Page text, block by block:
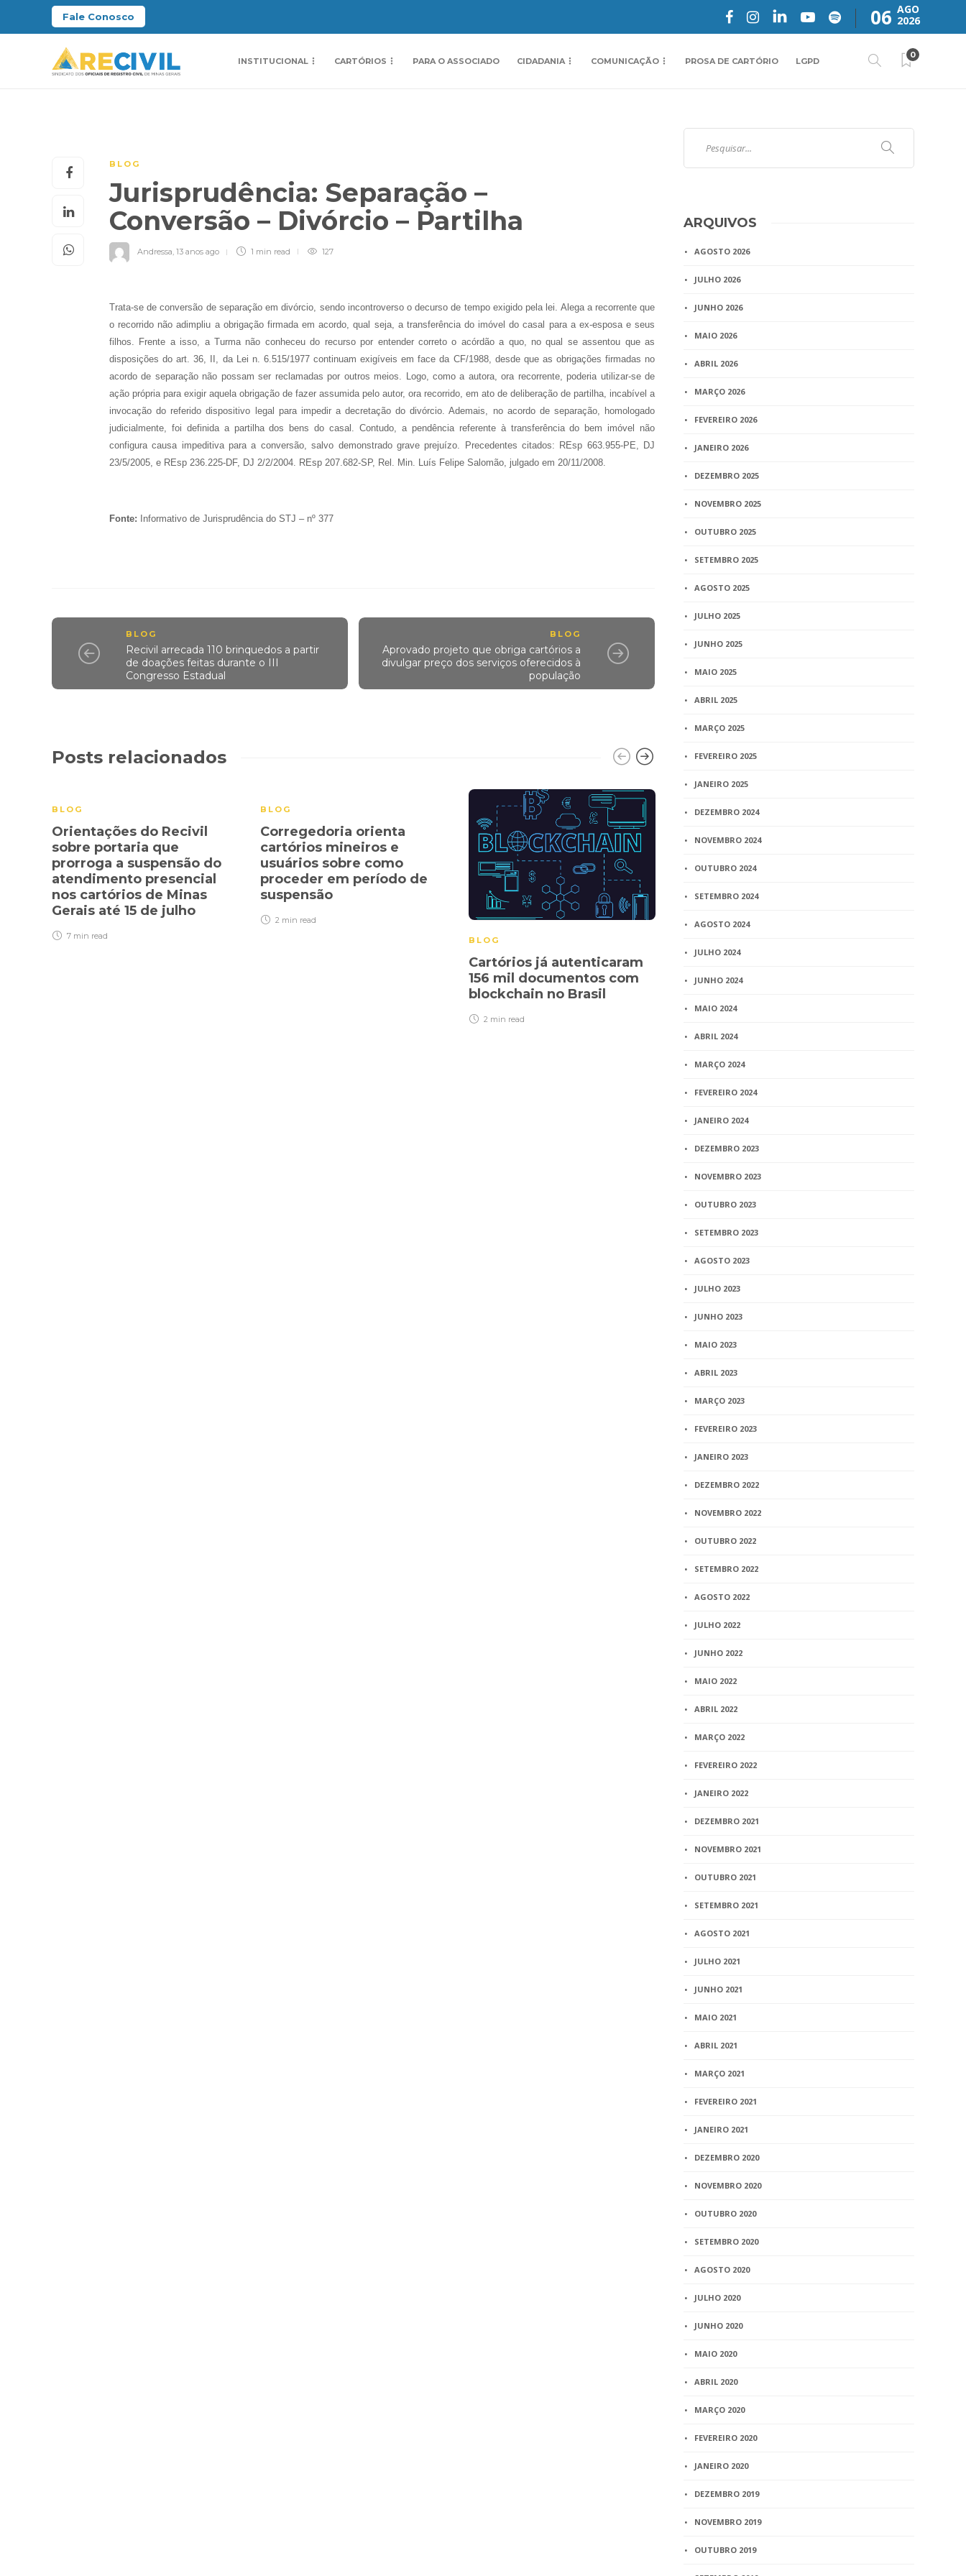
Fale Conosco 06 AGO
2026
INSTITUCIONAL CARTÓRIOS PARA O ASSOCIADO CIDADANIA COMUNICAÇÃO PROSA DE CARTÓRIO LGPD
0
BLOG
Jurisprudência: Separação –
Conversão – Divórcio – Partilha
Andressa, 13 anos ago 1 min read 127
Trata-se de conversão de separação em divórcio, sendo incontroverso o decurso de tempo exigido pela lei. Alega a recorrente que
o recorrido não adimpliu a obrigação firmada em acordo, qual seja, a transferência do imóvel do casal para a ex-esposa e seus
filhos. Frente a isso, a Turma não conheceu do recurso por entender correto o acórdão a quo, no qual se assentou que as
disposições do art. 36, II, da Lei n. 6.515/1977 continuam exigíveis em face da CF/1988, desde que as obrigações firmadas no
acordo de separação não possam ser reclamadas por outros meios. Logo, como a autora, ora recorrente, poderia utilizar-se de
ação própria para exigir aquela obrigação de fazer assumida pelo autor, ora recorrido, em ato de deliberação de partilha, incabível a
invocação do referido dispositivo legal para impedir a decretação do divórcio. Ademais, no acordo de separação, homologado
judicialmente, foi definida a partilha dos bens do casal. Contudo, a pendência referente à transferência do bem imóvel não
configura causa impeditiva para a conversão, salvo demonstrado grave prejuízo. Precedentes citados: REsp 663.955-PE, DJ
23/5/2005, e REsp 236.225-DF, DJ 2/2/2004. REsp 207.682-SP, Rel. Min. Luís Felipe Salomão, julgado em 20/11/2008.
Fonte: Informativo de Jurisprudência do STJ – nº 377
BLOG
Recivil arrecada 110 brinquedos a partir
de doações feitas durante o III
Congresso Estadual
BLOG
Aprovado projeto que obriga cartórios a
divulgar preço dos serviços oferecidos à
população
Posts relacionados
BLOG
Orientações do Recivil
sobre portaria que
prorroga a suspensão do
atendimento presencial
nos cartórios de Minas
Gerais até 15 de julho
7 min read
BLOG
Corregedoria orienta
cartórios mineiros e
usuários sobre como
proceder em período de
suspensão
2 min read
BLOG
Cartórios já autenticaram
156 mil documentos com
blockchain no Brasil
2 min read
BLOG
em programa que dá
registro, RG e CPF
ARQUIVOS
AGOSTO 2026
JULHO 2026
JUNHO 2026
MAIO 2026
ABRIL 2026
MARÇO 2026
FEVEREIRO 2026
JANEIRO 2026
DEZEMBRO 2025
NOVEMBRO 2025
OUTUBRO 2025
SETEMBRO 2025
AGOSTO 2025
JULHO 2025
JUNHO 2025
MAIO 2025
ABRIL 2025
MARÇO 2025
FEVEREIRO 2025
JANEIRO 2025
DEZEMBRO 2024
NOVEMBRO 2024
OUTUBRO 2024
SETEMBRO 2024
AGOSTO 2024
JULHO 2024
JUNHO 2024
MAIO 2024
ABRIL 2024
MARÇO 2024
FEVEREIRO 2024
JANEIRO 2024
DEZEMBRO 2023
NOVEMBRO 2023
OUTUBRO 2023
SETEMBRO 2023
AGOSTO 2023
JULHO 2023
JUNHO 2023
MAIO 2023
ABRIL 2023
MARÇO 2023
FEVEREIRO 2023
JANEIRO 2023
DEZEMBRO 2022
NOVEMBRO 2022
OUTUBRO 2022
SETEMBRO 2022
AGOSTO 2022
JULHO 2022
JUNHO 2022
MAIO 2022
ABRIL 2022
MARÇO 2022
FEVEREIRO 2022
JANEIRO 2022
DEZEMBRO 2021
NOVEMBRO 2021
OUTUBRO 2021
SETEMBRO 2021
AGOSTO 2021
JULHO 2021
JUNHO 2021
MAIO 2021
ABRIL 2021
MARÇO 2021
FEVEREIRO 2021
JANEIRO 2021
DEZEMBRO 2020
NOVEMBRO 2020
OUTUBRO 2020
SETEMBRO 2020
AGOSTO 2020
JULHO 2020
JUNHO 2020
MAIO 2020
ABRIL 2020
MARÇO 2020
FEVEREIRO 2020
JANEIRO 2020
DEZEMBRO 2019
NOVEMBRO 2019
OUTUBRO 2019